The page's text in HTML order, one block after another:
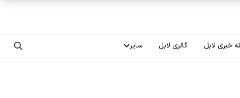
خبری لابل گالری لابل سایر